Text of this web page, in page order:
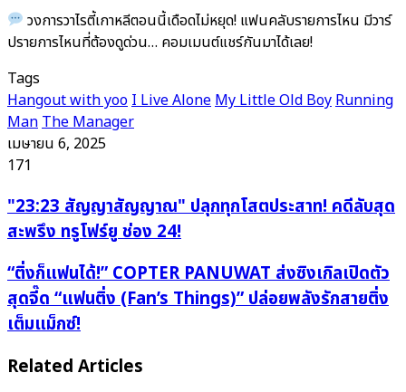
วงการวาไรตี้เกาหลีตอนนี้เดือดไม่หยุด! แฟนคลับรายการไหน มีวาร์
ปรายการไหนที่ต้องดูด่วน… คอมเมนต์แชร์กันมาได้เลย!
Tags
Hangout with yooI Live AloneMy Little Old BoyRunning
ManThe Manager
เมษายน 6, 2025
171
"23:23
สัญญา
ปลุก
ทุก
โสต
ประสาท!
คดี
ลับ
"23:23 สัญญาสัญญาณ" ปลุกทุกโสตประสาท! คดีลับสุด
สะพรึง ทรูโฟร์ยู ช่อง 24!
“ติ่ง
ก็
แฟน
ได้!”
COPTER
PANUWAT
“ติ่งก็แฟนได้!” COPTER PANUWAT ส่งซิงเกิลเปิดตัว
สุดจี๊ด “แฟนติ่ง (Fan’s Things)” ปล่อยพลังรักสายติ่ง
เต็มแม็กซ์!
Related Articles